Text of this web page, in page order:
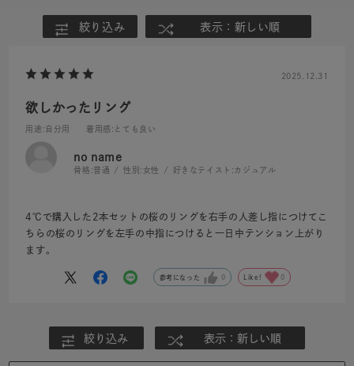
絞り込み 表示：新しい順
2025.12.31
欲しかったリング
用途 :自分用 着用感 :とても良い
no name
骨格:普通 性別: 女性 好きなテイスト: カジュアル
4℃で購入した2本セットの桜のリングを右手の人差し指につけてこ
ちらの桜のリングを左手の中指につけると一日中テンション上がり
ます。
参考になった 0 Like! 0
絞り込み 表示：新しい順